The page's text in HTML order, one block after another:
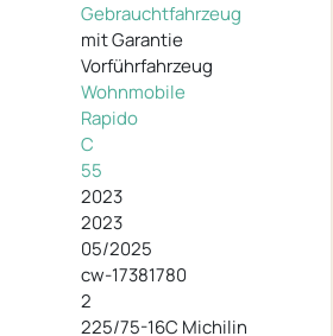
Gebrauchtfahrzeug
mit Garantie
Vorführfahrzeug
Wohnmobile
Rapido
C
55
2023
2023
05/2025
cw-17381780
2
225/75-16C Michilin